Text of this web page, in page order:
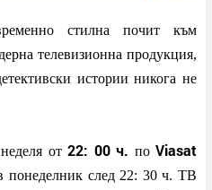
стилна почит към
телевизионна продукция,
истории никога не
от 22: 00 ч. по Viasat
понеделник след 22: 30 ч. ТВ